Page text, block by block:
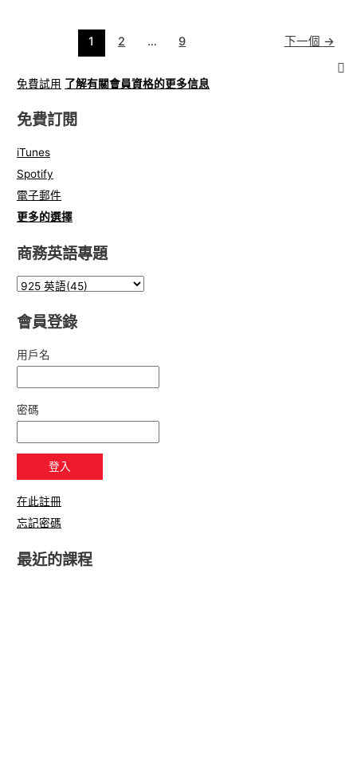
1 2 … 9 下一個 →
免費試用 了解有關會員資格的更多信息
免費訂閱
iTunes
Spotify
電子郵件
更多的選擇
商務英語專題
會員登錄
用戶名
密碼
在此註冊
忘記密碼
最近的課程